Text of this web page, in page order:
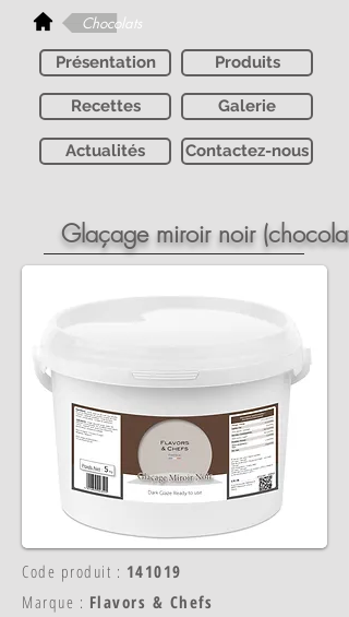
Chocolats
Présentation
Recettes
Actualités
Produits
Galerie
Contactez-nous
Glaçage miroir noir (chocolat)
Code produit : 141019
Marque : Flavors & Chefs